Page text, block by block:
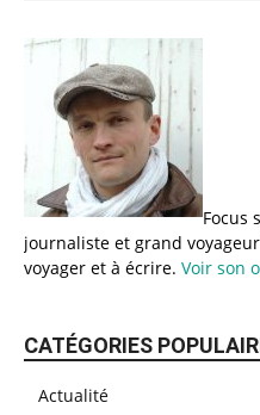
Focus
journaliste et grand
voyager et à écrire. Voir son
CATÉGORIES
Actualité